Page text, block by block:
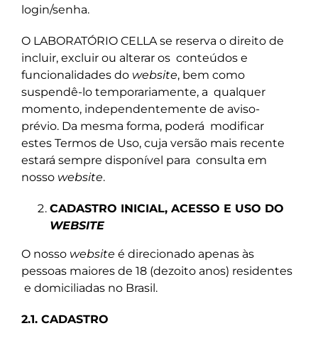
login/senha.
O LABORATÓRIO CELLA se reserva o direito de
incluir, excluir ou alterar os conteúdos e
funcionalidades do website, bem como
suspendê-lo temporariamente, a qualquer
momento, independentemente de aviso-
prévio. Da mesma forma, poderá modificar
estes Termos de Uso, cuja versão mais recente
estará sempre disponível para consulta em
nosso website.
CADASTRO INICIAL, ACESSO E USO DO
WEBSITE
O nosso website é direcionado apenas às
pessoas maiores de 18 (dezoito anos) residentes
e domiciliadas no Brasil.
2.1. CADASTRO